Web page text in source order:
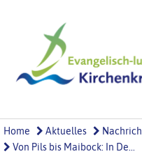
Home Aktuelles
Von Pils bis Maibock: In De...